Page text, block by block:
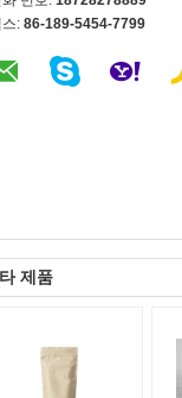
: 86-189-5454-7799
제품